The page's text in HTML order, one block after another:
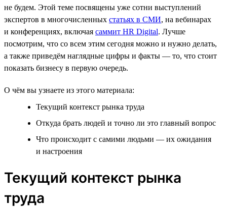
не будем. Этой теме посвящены уже сотни выступлений
экспертов в многочисленных статьях в СМИ, на вебинарах
и конференциях, включая саммит HR Digital. Лучше
посмотрим, что со всем этим сегодня можно и нужно делать,
а также приведём наглядные цифры и факты — то, что стоит
показать бизнесу в первую очередь.
О чём вы узнаете из этого материала:
Текущий контекст рынка труда
Откуда брать людей и точно ли это главный вопрос
Что происходит с самими людьми — их ожидания
и настроения
Текущий контекст рынка
труда